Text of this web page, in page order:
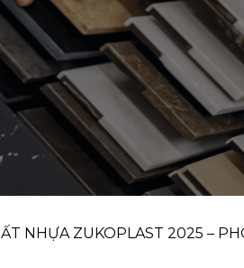
NHỰA ZUKOPLAST 2025 –